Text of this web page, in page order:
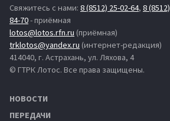
Свяжитесь с нами: 8 (8512) 25-02-64, 8
84-70- приёмная
lotos@lotos.rfn.ru (приёмная)
trklotos@yandex.ru (интернет-редакция)
414040, г. Астрахань, ул. Ляхова, 4
© ГТРК Лотос. Все права защищены.
НОВОСТИ
ПЕРЕДАЧИ